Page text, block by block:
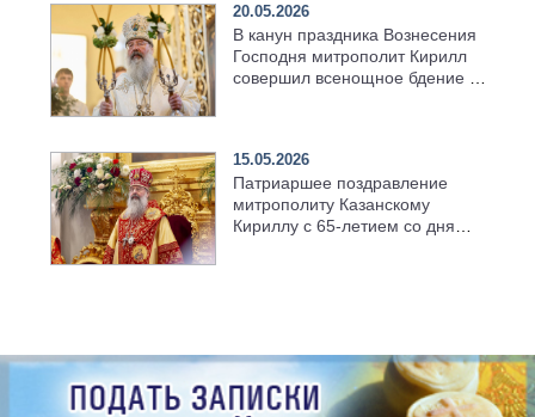
20.05.2026
В канун праздника Вознесения
Господня митрополит Кирилл
совершил всенощное бдение в
15.05.2026
Патриаршее поздравление
митрополиту Казанскому
Кириллу с 65-летием со дня